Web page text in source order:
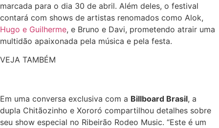
marcada para o dia 30 de abril. Além deles, o festival
contará com shows de artistas renomados como Alok,
Hugo e Guilherme, e Bruno e Davi, prometendo atrair uma
multidão apaixonada pela música e pela festa.
VEJA TAMBÉM
Em uma conversa exclusiva com a Billboard Brasil, a
dupla Chitãozinho e Xororó compartilhou detalhes sobre
seu show especial no Ribeirão Rodeo Music. “Este é um